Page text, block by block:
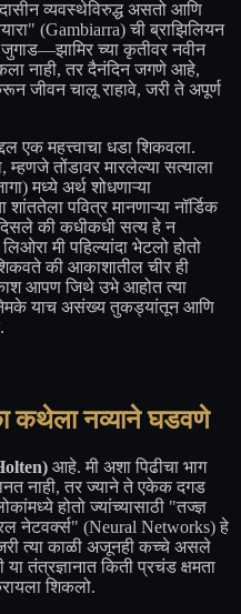
व्यवस्थेविरुद्ध असतो आणि
(Gambiarra) ची ब्राझिलियन
च्या कृतीवर नवीन
नाही, तर दैनंदिन जगणे आहे,
जीवन चालू राहावे, जरी ते अपूर्ण
एक महत्त्वाचा धडा शिकवला.
तोंडावर मारलेल्या सत्याला
मध्ये अर्थ शोधणाऱ्या
पवित्र मानणाऱ्या नॉर्डिक
की कधीकधी सत्य हे न
मी पहिल्यांदा भेटलो होतो
की आकाशातील चीर ही
आपण जिथे उभे आहोत त्या
नेमके याच असंख्य तुकड्यांतून आणि
कथेला नव्याने घडवणे
आहे. मी अशा पिढीचा भाग
नाही, तर ज्याने ते एकेक दगड
होतो ज्यांच्यासाठी "तज्ज्ञ
नेटवर्क्स" (Neural Networks) हे
त्या काळी अजूनही कच्चे असले
तंत्रज्ञानात किती प्रचंड क्षमता
शिकलो.